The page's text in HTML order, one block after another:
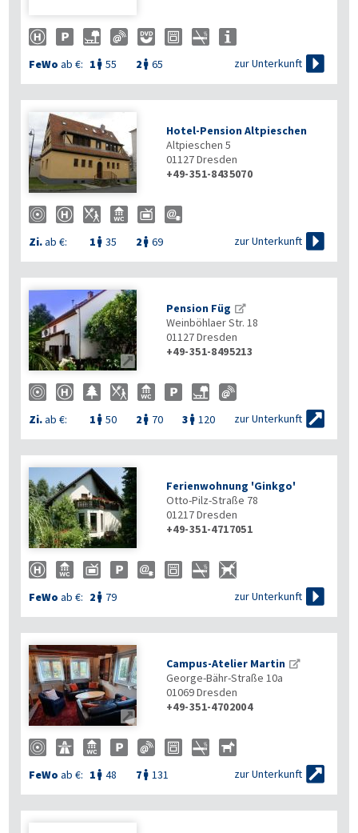
FeWo ab €: 1  55 2  65 zur Unterkunft 
Hotel-Pension Altpieschen
Altpieschen 5
01127Dresden
+49-351-8435070
Zi.ab €: 1  35 2  69 zur Unterkunft 

Pension Füg
Weinböhlaer Str. 18
01127Dresden
+49-351-8495213
Zi.ab €: 1  50 2  70 3  120 zur Unterkunft 
Ferienwohnung 'Ginkgo'
Otto-Pilz-Straße 78
01217Dresden
+49-351-4717051
FeWo ab €: 2  79 zur Unterkunft 

Campus-Atelier Martin
George-Bähr-Straße 10a
01069Dresden
+49-351-4702004
FeWo ab €: 1  48 7  131 zur Unterkunft 